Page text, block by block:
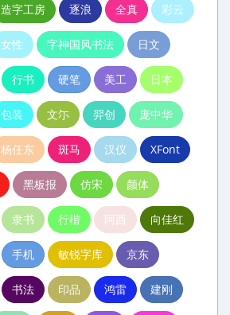
造字工房 逐浪 全真 彩云
女性 字神国风书法 日文
行书 硬笔 美工 日本
包装 文尓 羿创 庞中华
杨任东 斑马 汉仪 XFont
黑板报 仿宋 颜体
隶书 行楷 阿西 向佳红
手机 敏锐字库 京东
书法 印品 鸿雷 建刚